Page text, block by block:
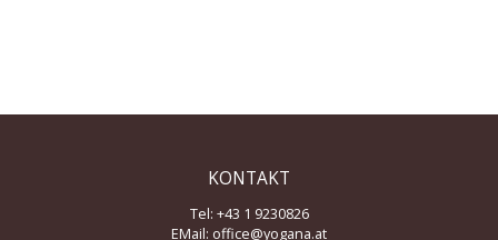
KONTAKT
Tel: +43 1 9230826
EMail: office@yogana.at